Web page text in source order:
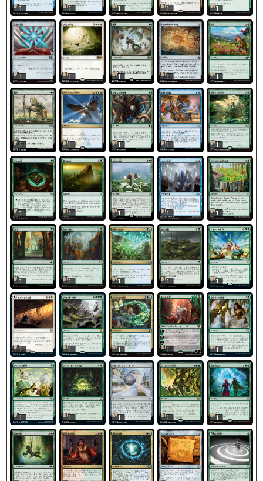
1 1 1 1 1
1 1 1 1 1
1 1 1 1 1
1 1 1 1 1
1 1 1 1 1
1 1 1 1 1
1 1 1 1 1